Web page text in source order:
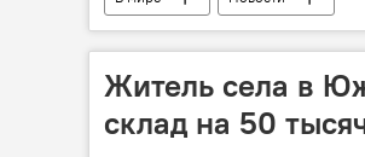
Житель села в
склад на 50